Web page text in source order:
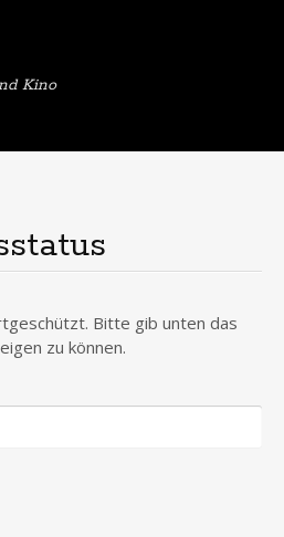
Kino
Bitte gib unten das
zu können.